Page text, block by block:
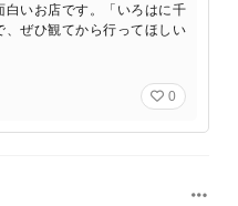
白いお店です。「いろはに千
、ぜひ観てから行ってほしい
0